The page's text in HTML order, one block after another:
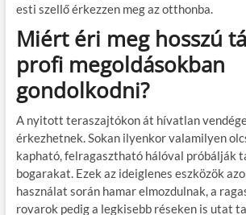
esti szellő érkezzen meg az otthonba.
Miért éri meg hosszú
profi megoldásokban
gondolkodni?
A nyitott teraszajtókon át hívatlan
érkezhetnek. Sokan ilyenkor valamilyen
kapható, felragasztható hálóval próbálják
bogarakat. Ezek az ideiglenes eszközök
használat során hamar elmozdulnak, a
rovarok pedig a legkisebb réseken is utat